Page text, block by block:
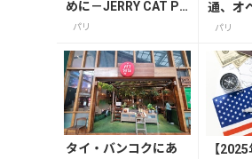
めに－JERRY CAT PA
TISSERIE店－
パリ
通、オ
ら14番
パリ
タイ・バンコクにあ
【